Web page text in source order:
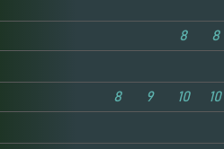
8 8
8 9 10 10